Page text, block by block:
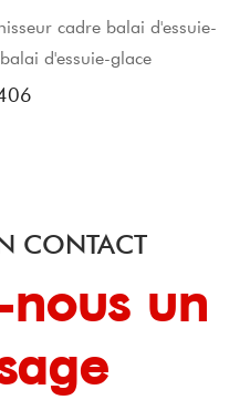
cadre balai d'essuie-
d'essuie-glace
CONTACT
nous un